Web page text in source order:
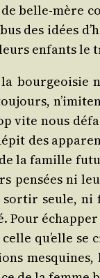
belle-mère
des idées
enfants le
vite nous
des
la famille
pen­sées ni
seule, ni
Pour
qu’elle